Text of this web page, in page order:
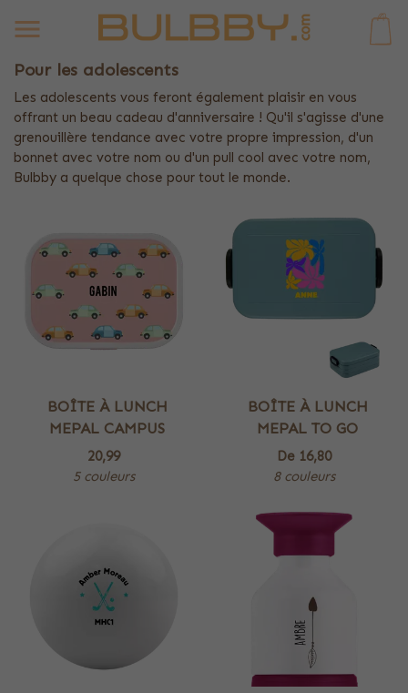
Pour les adolescents
Les adolescents vous feront également plaisir en vous
offrant un beau cadeau d'anniversaire ! Qu'il s'agisse d'une
grenouillère tendance avec votre propre impression, d'un
bonnet avec votre nom ou d'un pull cool avec votre nom,
Bulbby a quelque chose pour tout le monde.
BOÎTE À LUNCH
MEPAL CAMPUS
20,99
5 couleurs
BOÎTE À LUNCH
MEPAL TO GO
De 16,80
8 couleurs